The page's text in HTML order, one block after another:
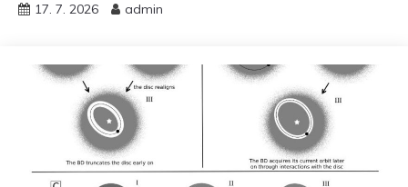
17. 7. 2026 admin